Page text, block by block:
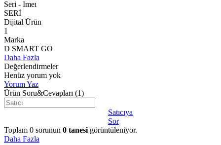
Seri - Imeı
SERİ
Dijital Ürün
1
Marka
D SMART GO
Daha Fazla
Değerlendirmeler
Henüz yorum yok
Yorum Yaz
Ürün Soru&Cevapları (1)
Satıcıya
Sor
Toplam 0 sorunun 0 tanesi görüntüleniyor.
Daha Fazla